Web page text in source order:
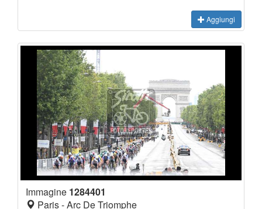
Aggiungi
Immagine 1284401
Paris - Arc De Triomphe